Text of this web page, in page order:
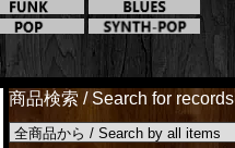
商品検索 / Search for records